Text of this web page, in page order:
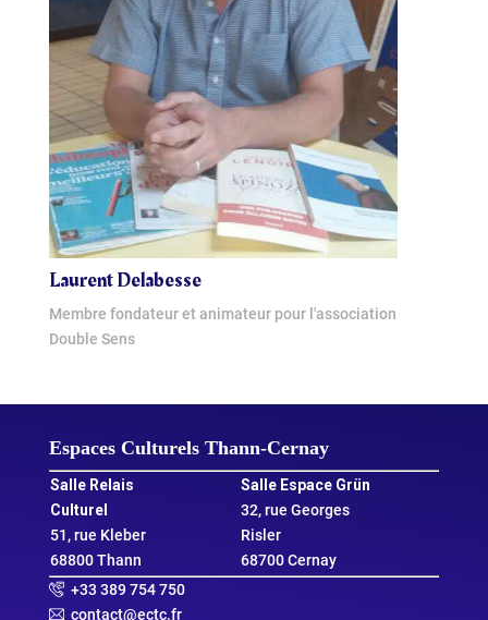
Laurent Delabesse
Membre fondateur et animateur pour l'association
Double Sens
Espaces Culturels Thann‑Cernay
Salle Relais
Culturel
51, rue Kleber
68800 Thann
Salle Espace Grün
32, rue Georges
Risler
68700 Cernay
+33 389 754 750
contact@ectc.fr